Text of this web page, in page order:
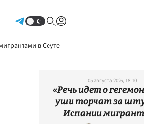
в Сеуте
05 августа 2026, 18:10
«Речь идет о
уши торчат за
Испании